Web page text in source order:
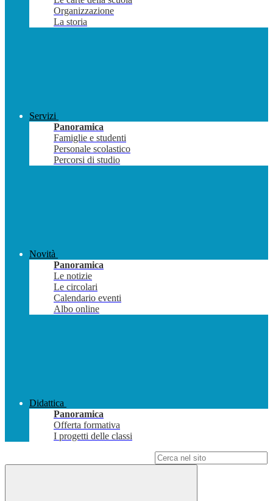
Organizzazione
La storia
Servizi
Panoramica
Famiglie e studenti
Personale scolastico
Percorsi di studio
Novità
Panoramica
Le notizie
Le circolari
Calendario eventi
Albo online
Didattica
Panoramica
Offerta formativa
I progetti delle classi